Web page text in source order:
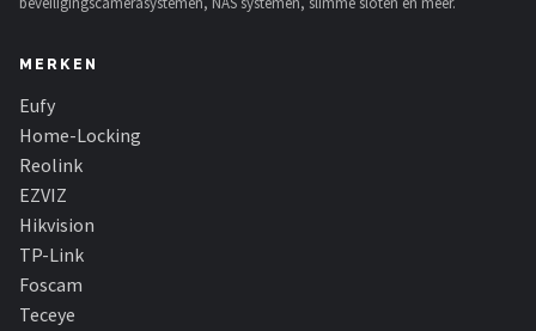
Foscam
Teceye
Smartwares
ieGeek
Alle merken →
MERKEN
Eufy
Home-Locking
Reolink
EZVIZ
Hikvision
TP-Link
Foscam
Teceye